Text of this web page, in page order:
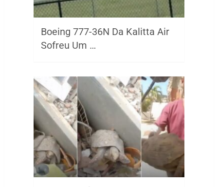
Boeing 777-36N Da Kalitta Air
Sofreu Um …